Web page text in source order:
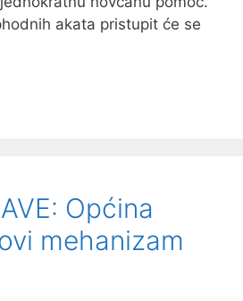
akata pristupit će se
Općina
mehanizam